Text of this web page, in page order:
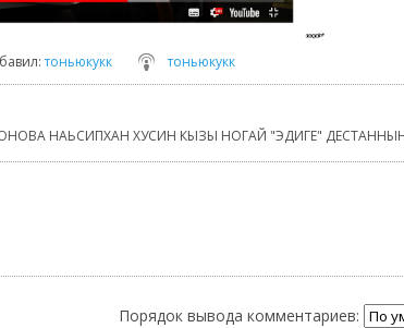
:тоньюкукк тоньюкукк
НАЬСИПХАН ХУСИН КЫЗЫ НОГАЙ "ЭДИГЕ"
Порядок вывода комментариев: